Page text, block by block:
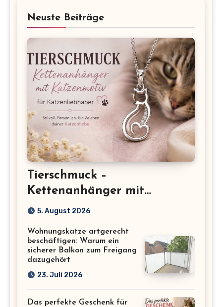
Neuste Beiträge
Tierschmuck –
Kettenanhänger mit
Katzenmotiv für
5. August 2026
Wohnungskatze artgerecht
beschäftigen: Warum ein
sicherer Balkon zum Freigang
dazugehört
23. Juli 2026
Das perfekte Geschenk für